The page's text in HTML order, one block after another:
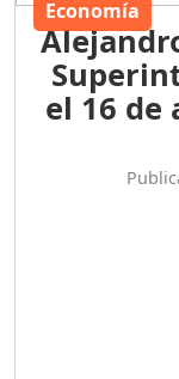
Economía
el 16 de